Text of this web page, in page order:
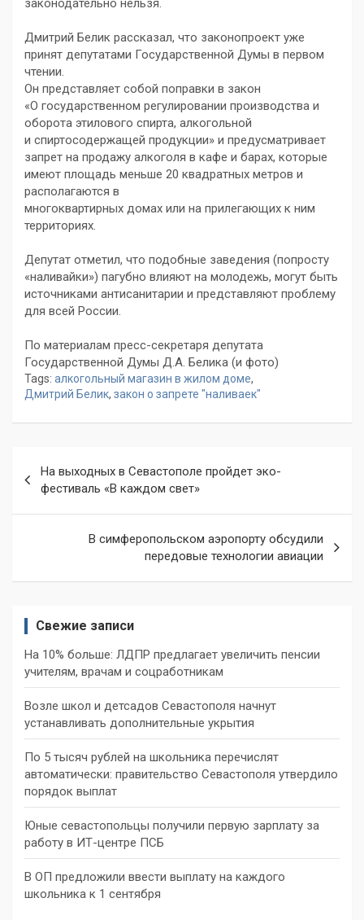
законодательно нельзя.
Дмитрий Белик рассказал, что законопроект уже
принят депутатами Государственной Думы в первом
чтении.
Он представляет собой поправки в закон
«О государственном регулировании производства и
оборота этилового спирта, алкогольной
и спиртосодержащей продукции» и предусматривает
запрет на продажу алкоголя в кафе и барах, которые
имеют площадь меньше 20 квадратных метров и
располагаются в
многоквартирных домах или на прилегающих к ним
территориях.
Депутат отметил, что подобные заведения (попросту
«наливайки») пагубно влияют на молодежь, могут быть
источниками антисанитарии и представляют проблему
для всей России.
По материалам пресс-секретаря депутата
Государственной Думы Д.А. Белика (и фото)
Tags: алкогольный магазин в жилом доме,
Дмитрий Белик, закон о запрете "наливаек"
по
записям
На выходных в Севастополе пройдет эко-
фестиваль «В каждом свет»
В симферопольском аэропорту обсудили
передовые технологии авиации
Свежие записи
На 10% больше: ЛДПР предлагает увеличить пенсии
учителям, врачам и соцработникам
Возле школ и детсадов Севастополя начнут
устанавливать дополнительные укрытия
По 5 тысяч рублей на школьника перечислят
автоматически: правительство Севастополя утвердило
порядок выплат
Юные севастопольцы получили первую зарплату за
работу в ИТ-центре ПСБ
В ОП предложили ввести выплату на каждого
школьника к 1 сентября